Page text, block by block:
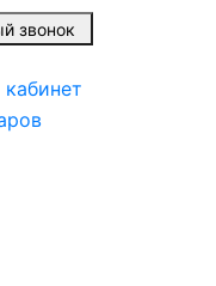
звонок